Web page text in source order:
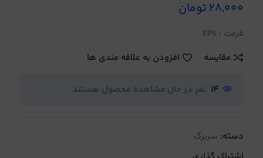
28,000تومان
فرمت : EPS
مقایسه
افزودن به علاقه مندی ها
14 نفر در حال مشاهده محصول هستند
دسته: سربرگ